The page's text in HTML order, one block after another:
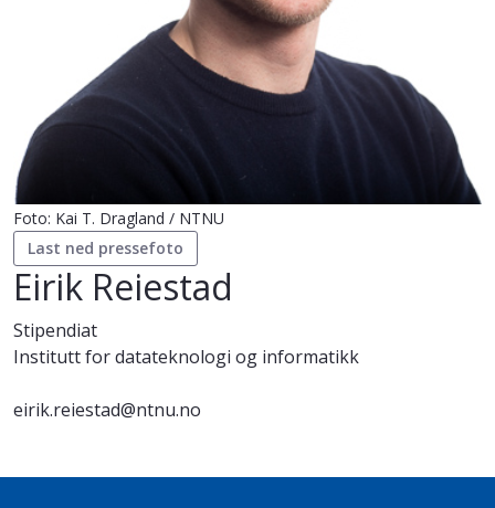
Foto: Kai T. Dragland / NTNU
Last ned pressefoto
Eirik Reiestad
Stipendiat
Institutt for datateknologi og informatikk
eirik.reiestad@ntnu.no